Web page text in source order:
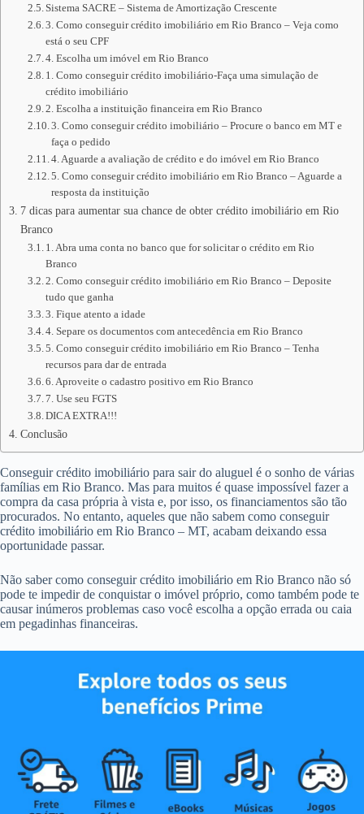
Sistema SACRE – Sistema de Amortização Crescente
3. Como conseguir crédito imobiliário em Rio Branco – Veja como
está o seu CPF
4. Escolha um imóvel em Rio Branco
1. Como conseguir crédito imobiliário-Faça uma simulação de
crédito imobiliário
2. Escolha a instituição financeira em Rio Branco
3. Como conseguir crédito imobiliário – Procure o banco em MT e
faça o pedido
4. Aguarde a avaliação de crédito e do imóvel em Rio Branco
5. Como conseguir crédito imobiliário em Rio Branco – Aguarde a
resposta da instituição
7 dicas para aumentar sua chance de obter crédito imobiliário em Rio
Branco
1. Abra uma conta no banco que for solicitar o crédito em Rio
Branco
2. Como conseguir crédito imobiliário em Rio Branco – Deposite
tudo que ganha
3. Fique atento a idade
4. Separe os documentos com antecedência em Rio Branco
5. Como conseguir crédito imobiliário em Rio Branco – Tenha
recursos para dar de entrada
6. Aproveite o cadastro positivo em Rio Branco
7. Use seu FGTS
DICA EXTRA!!!
Conclusão
Conseguir crédito imobiliário para sair do aluguel é o sonho de várias
famílias em Rio Branco. Mas para muitos é quase impossível fazer a
compra da casa própria à vista e, por isso, os financiamentos são tão
procurados. No entanto, aqueles que não sabem como conseguir
crédito imobiliário em Rio Branco – MT, acabam deixando essa
oportunidade passar.
Não saber como conseguir crédito imobiliário em Rio Branco não só
pode te impedir de conquistar o imóvel próprio, como também pode te
causar inúmeros problemas caso você escolha a opção errada ou caia
em pegadinhas financeiras.